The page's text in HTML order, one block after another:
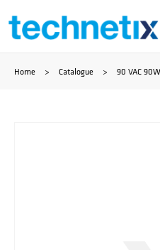
Zum
springen
Home > Catalogue > 90 VAC